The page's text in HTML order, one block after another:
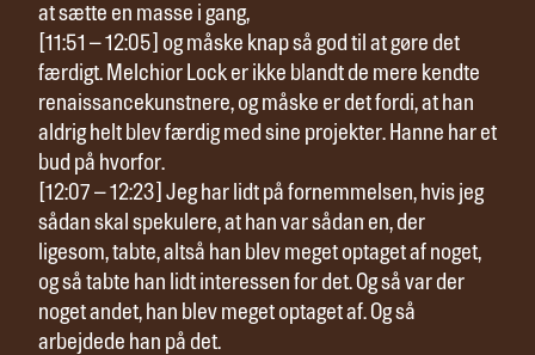
at sætte en masse i gang,
[11:51 – 12:05] og måske knap så god til at gøre det
færdigt. Melchior Lock er ikke blandt de mere kendte
renaissancekunstnere, og måske er det fordi, at han
aldrig helt blev færdig med sine projekter. Hanne har et
bud på hvorfor.
[12:07 – 12:23] Jeg har lidt på fornemmelsen, hvis jeg
sådan skal spekulere, at han var sådan en, der
ligesom, tabte, altså han blev meget optaget af noget,
og så tabte han lidt interessen for det. Og så var der
noget andet, han blev meget optaget af. Og så
arbejdede han på det.